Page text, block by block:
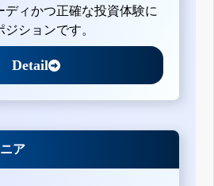
ディかつ正確な投資体験に
ションです。
Detail
ア